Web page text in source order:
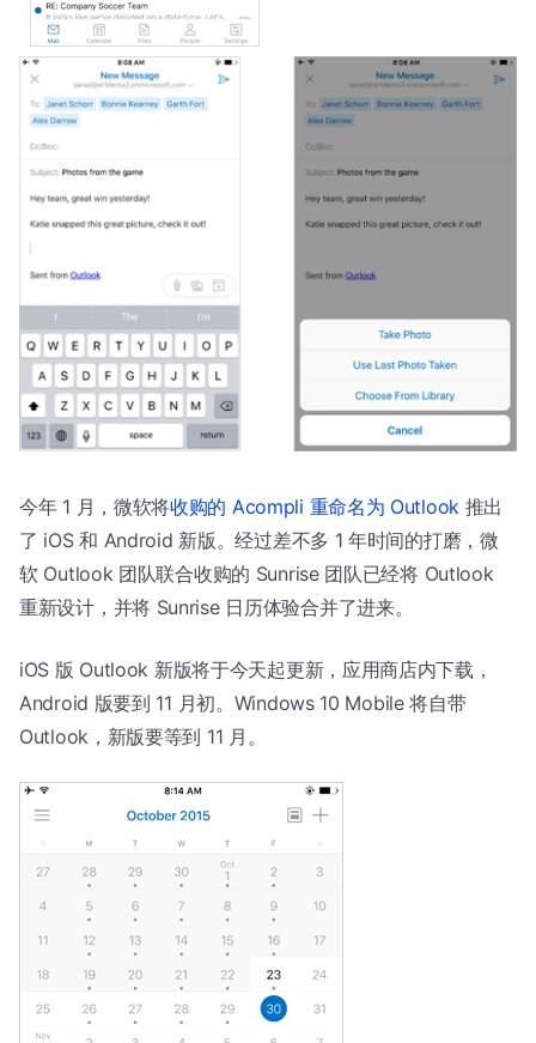
今年 1 月，微软将收购的 Acompli 重命名为 Outlook 推出
了 iOS 和 Android 新版。经过差不多 1 年时间的打磨，微
软 Outlook 团队联合收购的 Sunrise 团队已经将 Outlook
重新设计，并将 Sunrise 日历体验合并了进来。
iOS 版 Outlook 新版将于今天起更新，应用商店内下载，
Android 版要到 11 月初。Windows 10 Mobile 将自带
Outlook，新版要等到 11 月。